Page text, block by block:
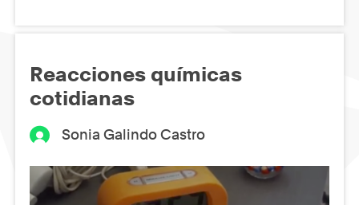
Reacciones químicas
cotidianas
Sonia Galindo Castro